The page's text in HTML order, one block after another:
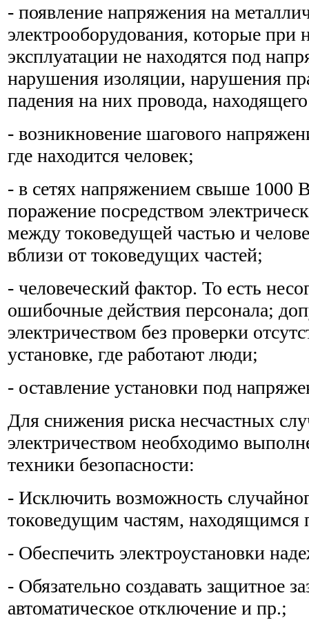
- появление напряжения на
электрооборудования, которые при
эксплуатации не находятся под
нарушения изоляции, нарушения
падения на них провода,
- возникновение шагового
где находится человек;
- в сетях напряжением свыше 1000
поражение посредством
между токоведущей частью и
вблизи от токоведущих частей;
- человеческий фактор. То есть
ошибочные действия персонала;
электричеством без проверки
установке, где работают люди;
- оставление установки под
Для снижения риска несчастных
электричеством необходимо
техники безопасности:
- Исключить возможность
токоведущим частям, находящимся
- Обеспечить электроустановки
- Обязательно создавать защитное
автоматическое отключение и пр.;